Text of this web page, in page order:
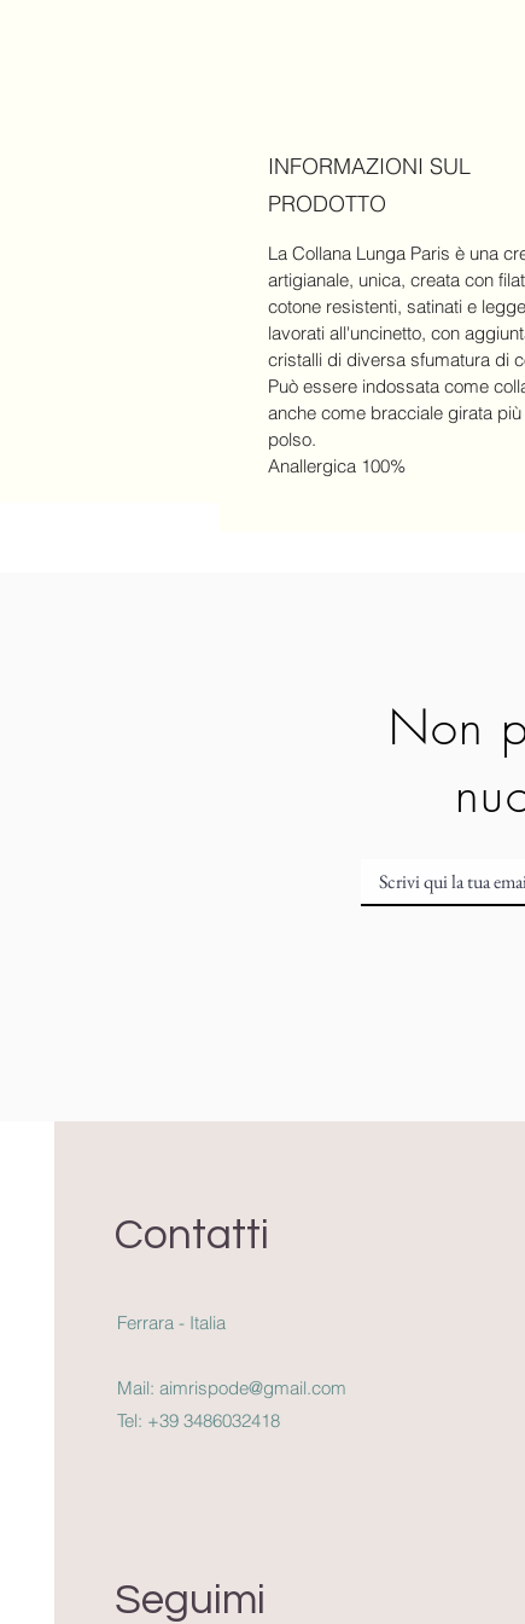
INFORMAZIONI SUL
PRODOTTO
La Collana Lunga Paris è una
artigianale, unica, creata con
cotone resistenti, satinati e
lavorati all'uncinetto, con
cristalli di diversa sfumatura di
Può essere indossata come
anche come bracciale girata
polso.
Anallergica 100%
Non
Contatti
Ferrara - Italia
Mail: aimrispode@gmail.com
Tel: +39 3486032418
Seguimi